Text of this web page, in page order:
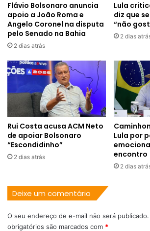
Flávio Bolsonaro anuncia
apoio a João Roma e
Angelo Coronel na disputa
pelo Senado na Bahia
2 dias atrás
Lula
diz que
“não
2 dias
Rui Costa acusa ACM Neto
de apoiar Bolsonaro
“Escondidinho”
2 dias atrás
Lula por
encontro
2 dias
Deixe um comentário
O seu endereço de e-mail não será publicado.
obrigatórios são marcados com *